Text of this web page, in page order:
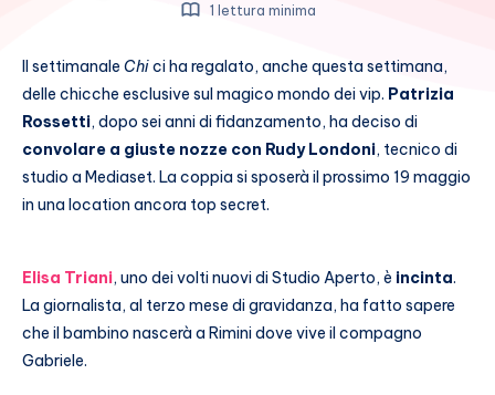
1 lettura minima
Il settimanale Chici ha regalato, anche questa settimana,
delle chicche esclusive sul magico mondo dei vip. Patrizia
Rossetti, dopo sei anni di fidanzamento, ha deciso di
convolare a giuste nozze con Rudy Londoni, tecnico di
studio a Mediaset. La coppia si sposerà il prossimo 19 maggio
in una location ancora top secret.
Elisa Triani, uno dei volti nuovi di Studio Aperto, è incinta.
La giornalista, al terzo mese di gravidanza, ha fatto sapere
che il bambino nascerà a Rimini dove vive il compagno
Gabriele.